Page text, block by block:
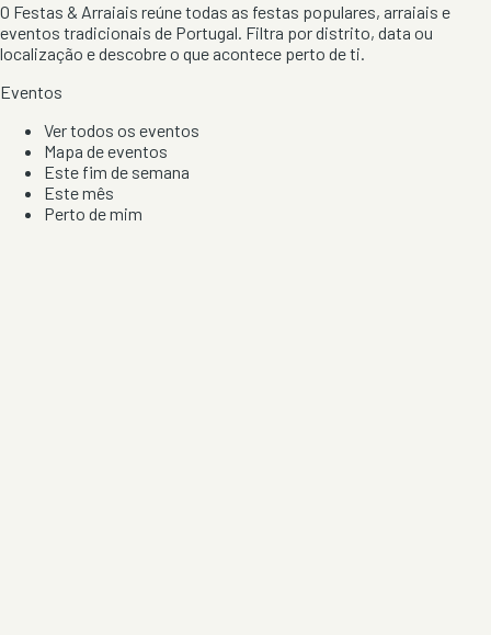
O Festas & Arraiais reúne todas as festas populares, arraiais e
eventos tradicionais de Portugal. Filtra por distrito, data ou
localização e descobre o que acontece perto de ti.
Eventos
Ver todos os eventos
Mapa de eventos
Este fim de semana
Este mês
Perto de mim